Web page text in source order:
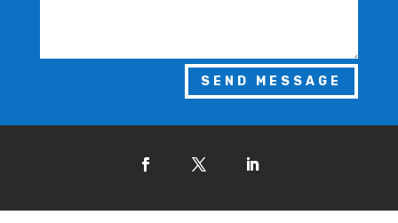
SEND MESSAGE